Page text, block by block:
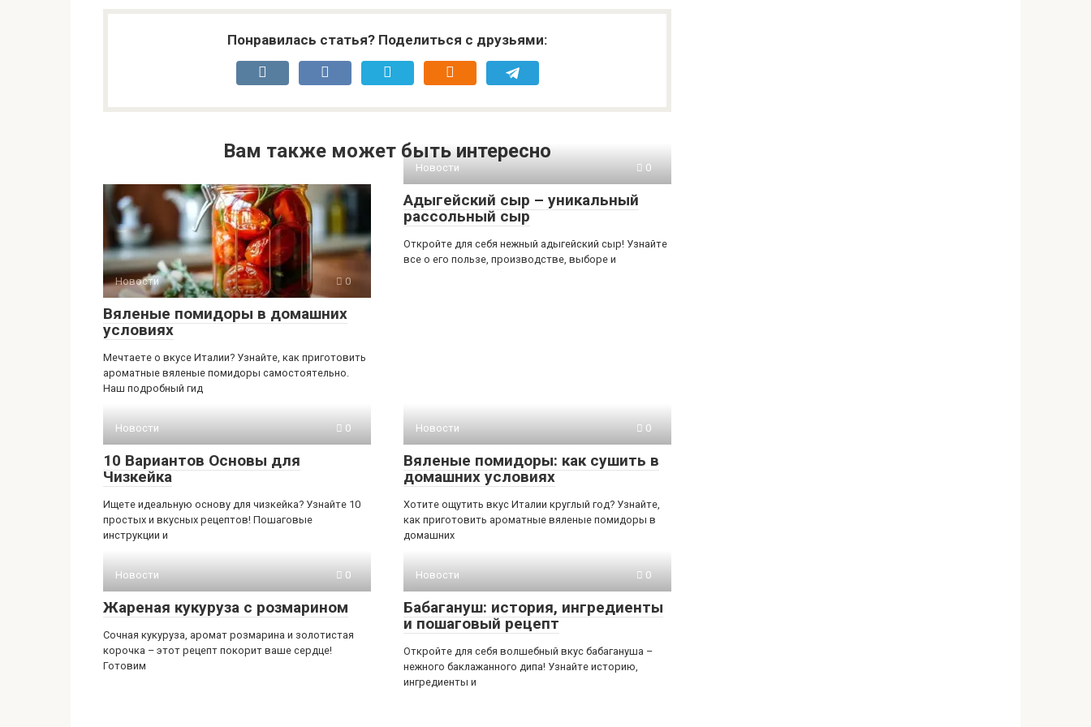
Понравилась статья? Поделиться с друзьями:
Вам также может быть интересно
Новости 0
Вяленые помидоры в домашних
условиях
Мечтаете о вкусе Италии? Узнайте, как приготовить
ароматные вяленые помидоры самостоятельно.
Наш подробный гид
Новости 0
Адыгейский сыр – уникальный
рассольный сыр
Откройте для себя нежный адыгейский сыр! Узнайте
все о его пользе, производстве, выборе и
Новости 0
10 Вариантов Основы для
Чизкейка
Ищете идеальную основу для чизкейка? Узнайте 10
простых и вкусных рецептов! Пошаговые
инструкции и
Новости 0
Вяленые помидоры: как сушить в
домашних условиях
Хотите ощутить вкус Италии круглый год? Узнайте,
как приготовить ароматные вяленые помидоры в
домашних
Новости 0
Жареная кукуруза с розмарином
Сочная кукуруза, аромат розмарина и золотистая
корочка – этот рецепт покорит ваше сердце!
Готовим
Новости 0
Бабагануш: история, ингредиенты
и пошаговый рецепт
Откройте для себя волшебный вкус бабагануша –
нежного баклажанного дипа! Узнайте историю,
ингредиенты и